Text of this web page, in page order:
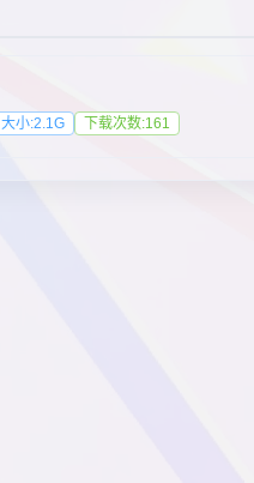
大小:2.1G 下载次数:161